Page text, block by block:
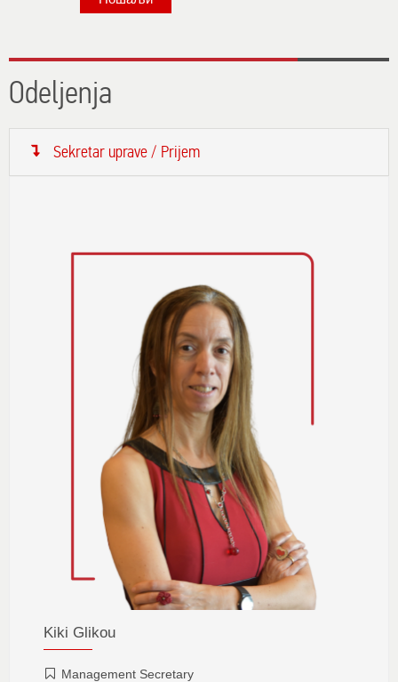
Odeljenja
Sekretar uprave / Prijem
Kiki Glikou
Management Secretary